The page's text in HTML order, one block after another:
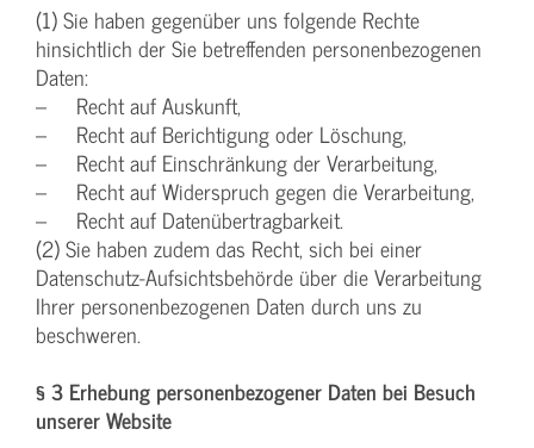
(1) Sie haben gegenüber uns folgende Rechte
hinsichtlich der Sie betreffenden personenbezogenen
Daten:
– Recht auf Auskunft,
– Recht auf Berichtigung oder Löschung,
– Recht auf Einschränkung der Verarbeitung,
– Recht auf Widerspruch gegen die Verarbeitung,
– Recht auf Datenübertragbarkeit.
(2) Sie haben zudem das Recht, sich bei einer
Datenschutz-Aufsichtsbehörde über die Verarbeitung
Ihrer personenbezogenen Daten durch uns zu
beschweren.
§ 3 Erhebung personenbezogener Daten bei Besuch
unserer Website